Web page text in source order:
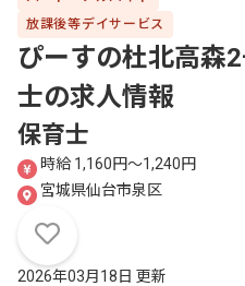
放課後等デイサービス
ぴーすの杜北高森
士の求人情報
保育士
時給 1,160円〜1,240円
宮城県仙台市泉区
2026年03月18日 更新